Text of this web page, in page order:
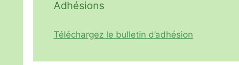
Adhésions
Téléchargez le bulletin d’adhésion